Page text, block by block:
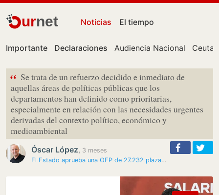
urnet Noticias El tiempo
Importante Declaraciones Audiencia Nacional Ceuta
“ Se trata de un refuerzo decidido e inmediato de
aquellas áreas de políticas públicas que los
departamentos han definido como prioritarias,
especialmente en relación con las necesidades urgentes
derivadas del contexto político, económico y
medioambiental
Óscar López, 3 meses
El Estado aprueba una OEP de 27.232 plazas con el foco en la IA y las…